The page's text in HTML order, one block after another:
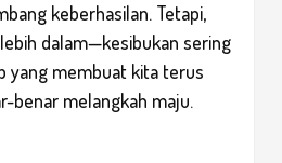
keberhasilan. Tetapi,
dalam—kesibukan sering
yang membuat kita terus
benar melangkah maju.